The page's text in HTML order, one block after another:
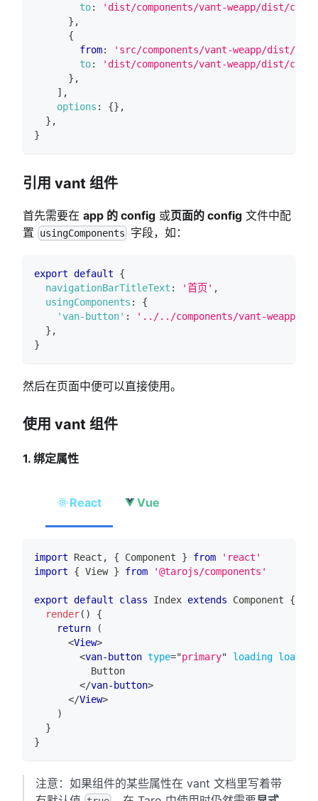
to:
'dist/components/vant-weapp/dist/
} ,
{
from:
'src/components/vant-weapp/dist/
to:
'dist/components/vant-weapp/dist/
} ,
] ,
options : {} ,
} ,
}
引用 vant 组件
首先需要在 app 的 config 或页面的 config 文件中配
置
usingComponents 字段，如：
export default
{
navigationBarTitleText : '首页' ,
usingComponents :
{
'van-button' :
'../../components/vant-weapp/
} ,
}
然后在页面中便可以直接使用。
使用 vant 组件
1. 绑定属性
React Vue
import React , { Component } from
'react'
import
{ View } from '@tarojs/components'
export default class Index extends Component
{
render( )
{
return
(
<View>
<van-button type="primary" loading
          Button
</van-button>
</View>
)
}
}
注意：如果组件的某些属性在 vant 文档里写着带